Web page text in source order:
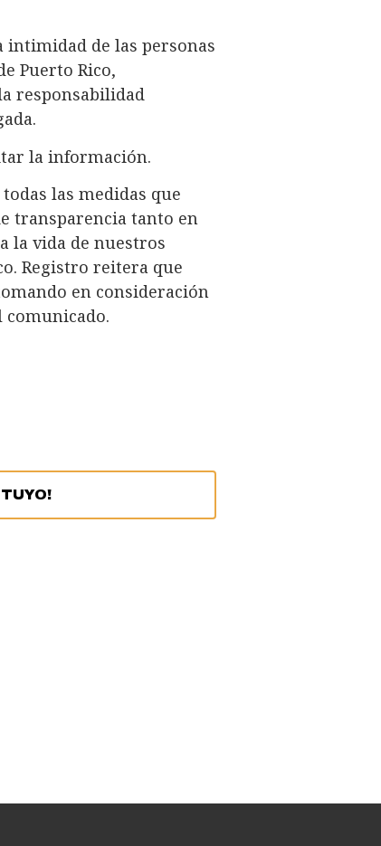
intimidad de las personas
Puerto Rico,
responsabilidad
la información.
las medidas que
transparencia tanto en
la vida de nuestros
Registro reitera que
en consideración
comunicado.